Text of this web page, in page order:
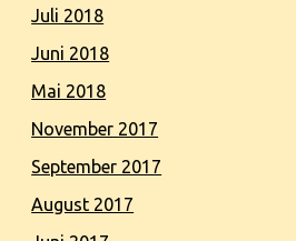
Juli 2018
Juni 2018
Mai 2018
November 2017
September 2017
August 2017